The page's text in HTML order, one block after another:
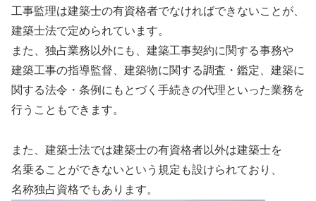
工事監理は建築士の有資格者でなければできないことが、
建築士法で定められています。
また、独占業務以外にも、建築工事契約に関する事務や
建築工事の指導監督、建築物に関する調査・鑑定、建築に
関する法令・条例にもとづく手続きの代理といった業務を
行うこともできます。
また、建築士法では建築士の有資格者以外は建築士を
名乗ることができないという規定も設けられており、
名称独占資格でもあります。